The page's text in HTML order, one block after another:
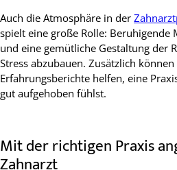
Auch die Atmosphäre in der
spielt eine große Rolle: Beruhigende
und eine gemütliche Gestaltung der
Stress abzubauen. Zusätzlich
Erfahrungsberichte helfen, eine
gut aufgehoben fühlst.
Mit der richtigen Praxis
Zahnarzt